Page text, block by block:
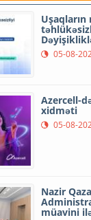
05-08-
Azercell-
xidməti
05-08-
Nazir
müavini